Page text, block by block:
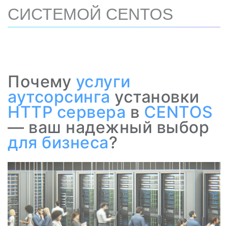
СИСТЕМОЙ CENTOS
Почему услуги
аутсорсинга установки
HTTP сервера в CENTOS
— ваш надежный выбор
для бизнеса?